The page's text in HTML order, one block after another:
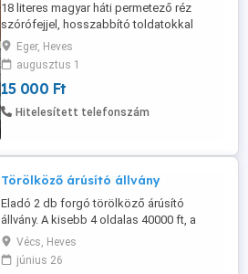
18 literes magyar háti permetező réz
szórófejjel, hosszabbító toldatokkal
eladó.Eger, Heves
augusztus 1
15 000 Ft
Hitelesített telefonszám
Törölköző árúsító állvány
Eladó 2 db forgó törölköző árúsító
állvány. A kisebb 4 oldalas 40000 ft, a
nagyobb 6 oldalas 60000 ft.
Vécs, Heves
június 26